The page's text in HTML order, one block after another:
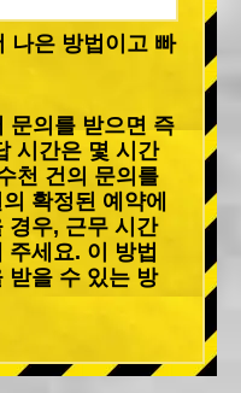
나은 방법이고 빠
문의를 받으면 즉
시간은 몇 시간
천 건의 문의를
확정된 예약에
경우, 근무 시간
세요. 이 방법
받을 수 있는 방